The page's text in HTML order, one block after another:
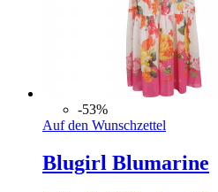
-53%
Auf den Wunschzettel
Blugirl Blumarine